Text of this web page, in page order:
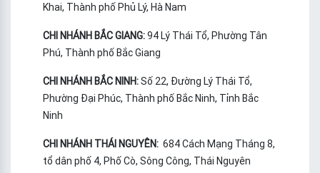
Khai, Thành phố Phủ Lý, Hà Nam
CHI NHÁNH BẮC GIANG:94 Lý Thái Tổ, Phường Tân
Phú, Thành phố Bắc Giang
CHI NHÁNH BẮC NINH:Số 22, Đường Lý Thái Tổ,
Phường Đại Phúc, Thành phố Bắc Ninh, Tỉnh Bắc
Ninh
CHI NHÁNH THÁI NGUYÊN: 684 Cách Mạng Tháng 8,
tổ dân phố 4, Phố Cò, Sông Công, Thái Nguyên